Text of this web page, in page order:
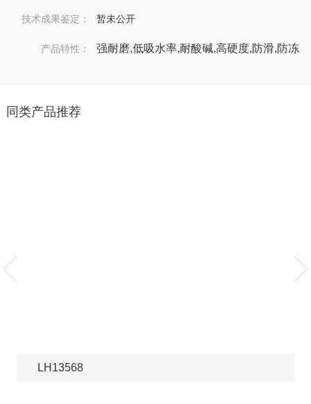
技术成果鉴定： 暂未公开
产品特性： 强耐磨,低吸水率,耐酸碱,高硬度,防滑,防冻
同类产品推荐
LH13568